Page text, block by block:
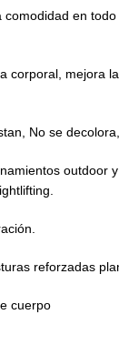
comodidad en
corporal, mejora
No se
outdoor
reforzadas
cuerpo